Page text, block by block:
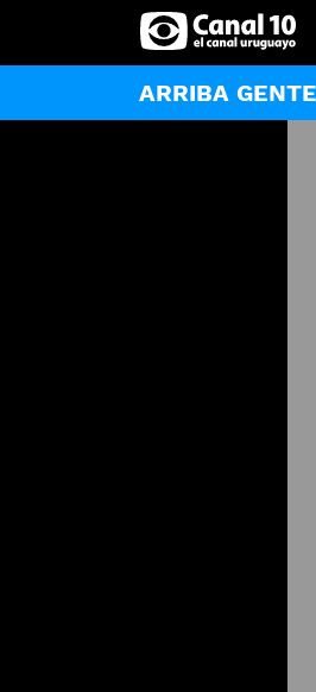
ARRIBA GENTE